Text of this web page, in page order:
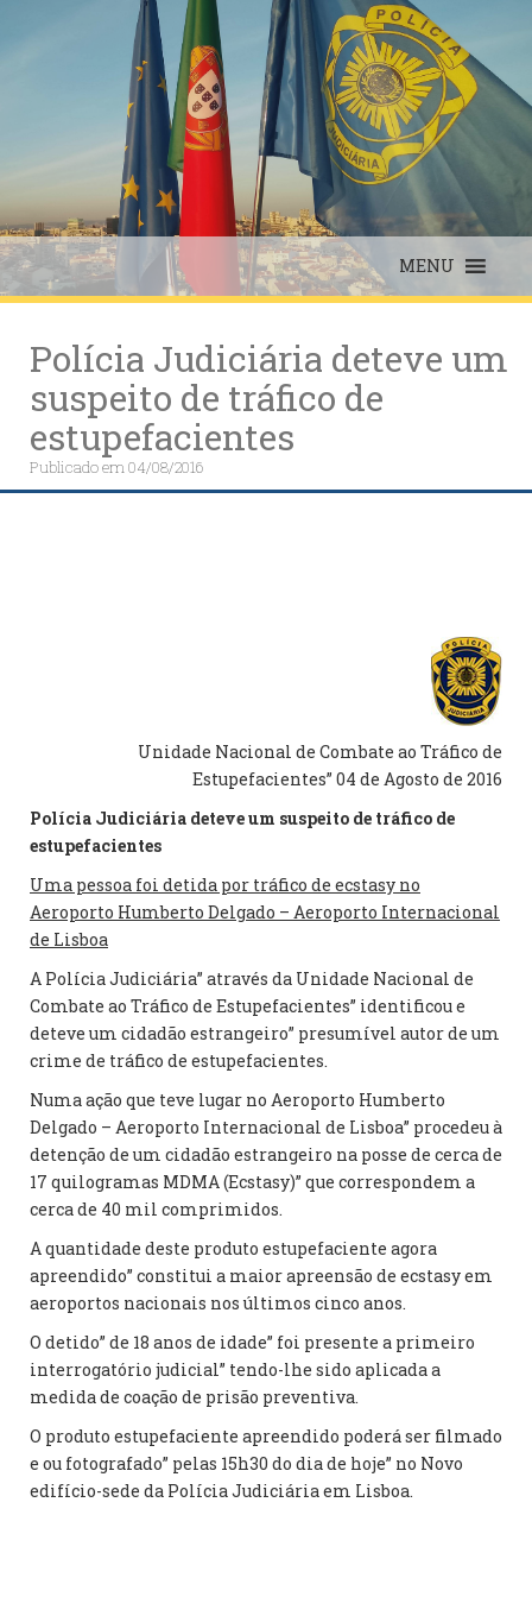
MENU
Polícia Judiciária deteve um
suspeito de tráfico de
estupefacientes
Publicado em04/08/2016
Unidade Nacional de Combate ao Tráfico de
Estupefacientes” 04 de Agosto de 2016
Polícia Judiciária deteve um suspeito de tráfico de
estupefacientes
Uma pessoa foi detida por tráfico de ecstasy no
Aeroporto Humberto Delgado – Aeroporto Internacional
de Lisboa
A Polícia Judiciária” através da Unidade Nacional de
Combate ao Tráfico de Estupefacientes” identificou e
deteve um cidadão estrangeiro” presumível autor de um
crime de tráfico de estupefacientes.
Numa ação que teve lugar no Aeroporto Humberto
Delgado – Aeroporto Internacional de Lisboa” procedeu à
detenção de um cidadão estrangeiro na posse de cerca de
17 quilogramas MDMA (Ecstasy)” que correspondem a
cerca de 40 mil comprimidos.
A quantidade deste produto estupefaciente agora
apreendido” constitui a maior apreensão de ecstasy em
aeroportos nacionais nos últimos cinco anos.
O detido” de 18 anos de idade” foi presente a primeiro
interrogatório judicial” tendo-lhe sido aplicada a
medida de coação de prisão preventiva.
O produto estupefaciente apreendido poderá ser filmado
e ou fotografado” pelas 15h30 do dia de hoje” no Novo
edifício-sede da Polícia Judiciária em Lisboa.